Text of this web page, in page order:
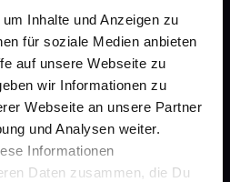
Inhalte und Anzeigen zu
für soziale Medien anbieten
auf unsere Webseite zu
wir Informationen zu
Webseite an unsere Partner
und Analysen weiter.
Informationen
Daten zusammen, die Du